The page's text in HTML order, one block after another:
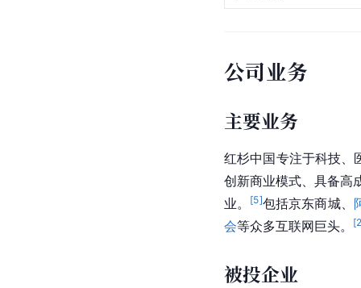
公司业务
主要业务
红杉中国专注于科技、
创新商业模式、具备高
业。
[5]包括京东商城、
会等众多互联网巨头。 [
被投企业